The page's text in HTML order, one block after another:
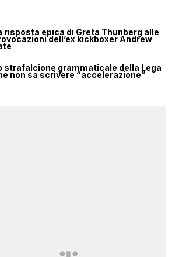
risposta epica di Greta Thunberg alle
dell’ex kickboxer Andrew
strafalcione grammaticale della Lega
non sa scrivere “accelerazione”